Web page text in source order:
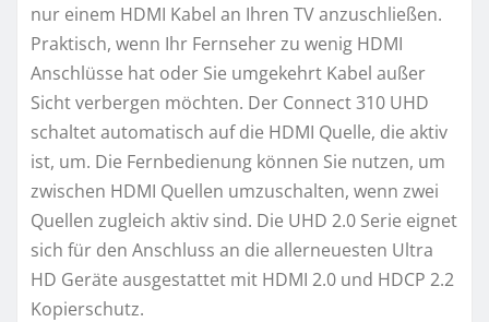
nur einem HDMI Kabel an Ihren TV anzuschließen.
Praktisch, wenn Ihr Fernseher zu wenig HDMI
Anschlüsse hat oder Sie umgekehrt Kabel außer
Sicht verbergen möchten. Der Connect 310 UHD
schaltet automatisch auf die HDMI Quelle, die aktiv
ist, um. Die Fernbedienung können Sie nutzen, um
zwischen HDMI Quellen umzuschalten, wenn zwei
Quellen zugleich aktiv sind. Die UHD 2.0 Serie eignet
sich für den Anschluss an die allerneuesten Ultra
HD Geräte ausgestattet mit HDMI 2.0 und HDCP 2.2
Kopierschutz.